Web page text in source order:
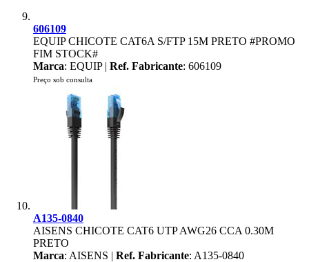
606109
EQUIP CHICOTE CAT6A S/FTP 15M PRETO #PROMO
FIM STOCK#
Marca: EQUIP | Ref. Fabricante: 606109
Preço sob consulta
A135-0840
AISENS CHICOTE CAT6 UTP AWG26 CCA 0.30M
PRETO
Marca: AISENS | Ref. Fabricante: A135-0840